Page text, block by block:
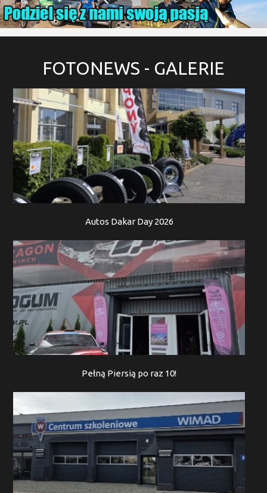
FOTONEWS - GALERIE
Autos Dakar Day 2026
Pełną Piersią po raz 10!